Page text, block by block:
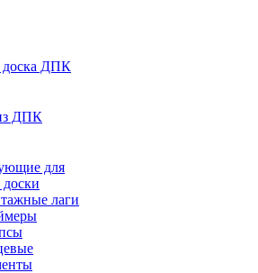
доска ДПК
ДПК
для
доски
лаги